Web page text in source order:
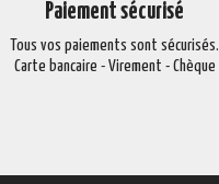
Paiement sécurisé
Tous vos paiements sont sécurisés.
Carte bancaire - Virement - Chèque